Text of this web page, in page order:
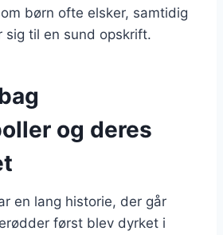
børn ofte elsker, samtidig
sig til en sund opskrift.
og deres
en lang historie, der går
først blev dyrket i